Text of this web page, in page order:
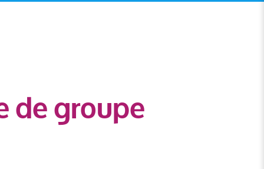
de groupe